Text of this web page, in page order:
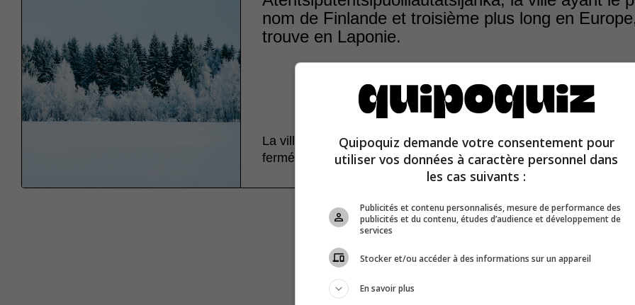
nom de Finlande et troisième plus long en
trouve en Laponie.
La ville est réputée pour son terrain marécageux et un bar
fermé ses portes en 2006.
Quipoquiz demande votre consentement pour
utiliser vos données à caractère personnel dans
les cas suivants :
Publicités et contenu personnalisés, mesure de performance des
publicités et du contenu, études d’audience et développement de
services
Stocker et/ou accéder à des informations sur un appareil
En savoir plus